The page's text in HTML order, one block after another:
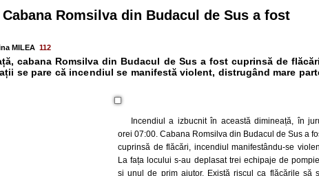
Cabana Romsilva din Budacul de Sus a fost
MILEA 112
cabana Romsilva din Budacul de Sus a fost cuprinsă de
se pare că incendiul se manifestă violent, distrugând mare
Incendiul a izbucnit în această dimineață, în
orei 07:00. Cabana Romsilva din Budacul de Sus a
cuprinsă de flăcări, incendiul manifestându-se
La fața locului s-au deplasat trei echipaje de
și unul de prim ajutor. Există riscul ca flăcările să